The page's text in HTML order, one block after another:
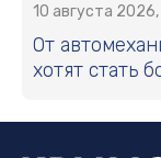
10 августа 2026,
От
хотят стать